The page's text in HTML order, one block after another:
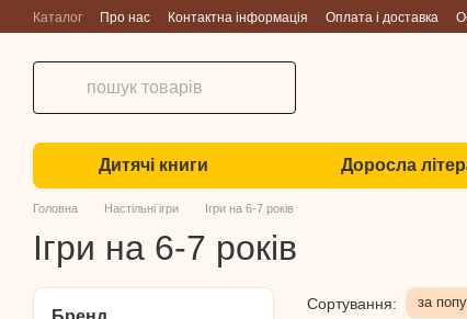
Перейти до основного контенту
Каталог Про нас Контактна інформація Оплата і доставка
Дитячі книги Доросла
Головна Настільні ігри Ігри на 6-7 років
Ігри на 6-7 років
Сортування: за